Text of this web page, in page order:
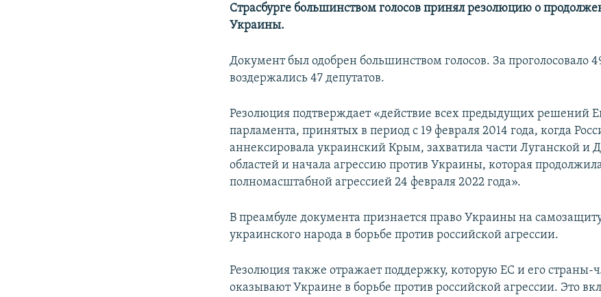
Страсбурге большинством голосов принял резолюцию о
Украины.
Документ был одобрен большинством голосов. За проголосовало
воздержались 47 депутатов.
Резолюция подтверждает «действие всех предыдущих решений
парламента, принятых в период с 19 февраля 2014 года, когда
аннексировала украинский Крым, захватила части Луганской и
областей и начала агрессию против Украины, которая
полномасштабной агрессией 24 февраля 2022 года».
В преамбуле документа признается право Украины на
украинского народа в борьбе против российской агрессии.
Резолюция также отражает поддержку, которую ЕС и его страны-
оказывают Украине в борьбе против российской агрессии. Это